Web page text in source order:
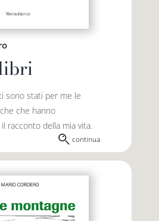
sono stati per me le
che hanno
racconto della mia vita.
continua